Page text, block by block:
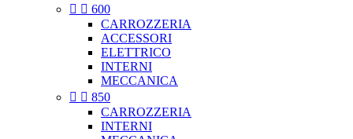
  600
CARROZZERIA
ACCESSORI
ELETTRICO
INTERNI
MECCANICA
  850
CARROZZERIA
INTERNI